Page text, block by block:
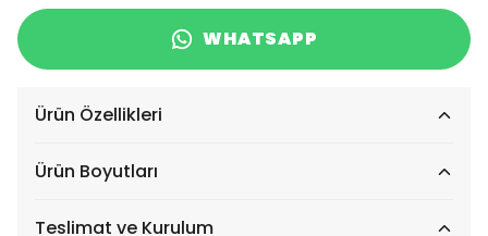
WHATSAPP
Ürün Özellikleri
Ürün Boyutları
Teslimat ve Kurulum